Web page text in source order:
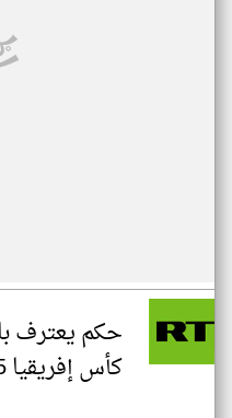
حكم يعترف
كأس إفريقيا 2025